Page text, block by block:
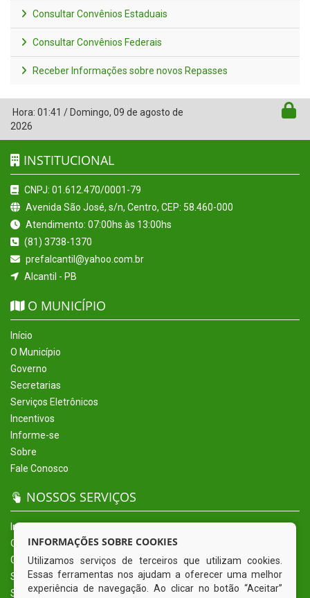
Consultar Convênios Estaduais
Consultar Convênios Federais
Receber Informações sobre novos Repasses
Hora: 01:41 / Domingo, 09 de agosto de
2026
INSTITUCIONAL
CNPJ: 01.612.470/0001-79
Avenida São José, s/n, Centro, CEP: 58.460-000
Atendimento: 07:00hs às 13:00hs
(81) 3738-1370
prefalcantil@yahoo.com.br
Alcantil - PB
O MUNICÍPIO
Início
O Município
Governo
Secretarias
Serviços Eletrônicos
Incentivos
Informe-se
Sobre
Fale Conosco
NOSSOS SERVIÇOS
Início
O Município
Governo
Secretarias
Serviços Eletrônicos
INFORMAÇÕES SOBRE COOKIES
Utilizamos serviços de terceiros que utilizam cookies.
Essas ferramentas nos ajudam a oferecer uma melhor
experiência de navegação. Ao clicar no botão “Aceitar”